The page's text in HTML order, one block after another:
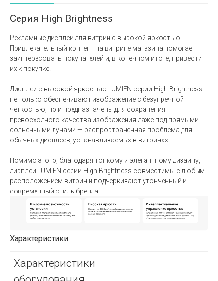
Серия High Brightness
Рекламные дисплеи для витрин с высокой яркостью
Привлекательный контент на витрине магазина помогает
заинтересовать покупателей и, в конечном итоге, привести
их к покупке.
Дисплеи с высокой яркостью LUMIEN серии High Brightness
не только обеспечивают изображение с безупречной
четкостью, но и предназначены для сохранения
превосходного качества изображения даже под прямыми
солнечными лучами — распространенная проблема для
обычных дисплеев, устанавливаемых в витринах.
Помимо этого, благодаря тонкому и элегантному дизайну,
дисплеи LUMIEN серии High Brightness совместимы с любым
расположением витрин и подчеркивают утонченный и
современный стиль бренда.
Характеристики
Характеристики